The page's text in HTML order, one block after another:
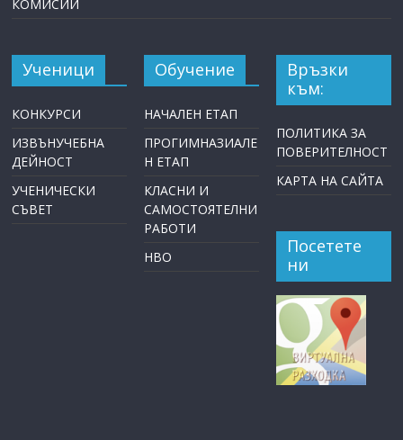
КОМИСИИ
Ученици
КОНКУРСИ
ИЗВЪНУЧЕБНА
ДЕЙНОСТ
УЧЕНИЧЕСКИ
СЪВЕТ
Обучение
НАЧАЛЕН ЕТАП
ПРОГИМНАЗИАЛЕ
Н ЕТАП
КЛАСНИ И
САМОСТОЯТЕЛНИ
РАБОТИ
НВО
Връзки
към:
ПОЛИТИКА ЗА
ПОВЕРИТЕЛНОСТ
КАРТА НА САЙТА
Посетете
ни